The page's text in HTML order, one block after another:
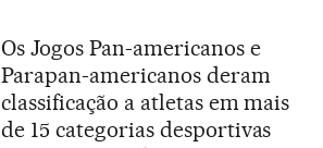
Os Jogos Pan-americanos e
Parapan-americanos deram
classificação a atletas em mais
de 15 categorias desportivas